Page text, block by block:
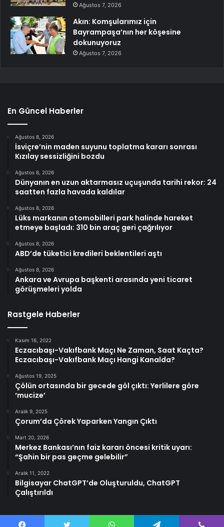
Ağustos 7, 2026
Akın: Komşularımız için
Bayrampaşa’nın her köşesine
dokunuyoruz
Ağustos 7, 2026
En Güncel Haberler
Ağustos 8, 2026
İsviçre’nin maden suyunu toplatma kararı sonrası
Kızılay sessizliğini bozdu
Ağustos 8, 2026
Dünyanın en uzun aktarmasız uçuşunda tarihi rekor: 24
saatten fazla havada kaldılar
Ağustos 8, 2026
Lüks markanın otomobilleri park halinde hareket
etmeye başladı: 310 bin araç geri çağrılıyor
Ağustos 8, 2026
ABD’de tüketici kredileri beklentileri aştı
Ağustos 8, 2026
Ankara ve Avrupa başkenti arasında yeni ticaret
görüşmeleri yolda
Rastgele Haberler
Kasım 16, 2022
Eczacıbaşı-Vakıfbank Maçı Ne Zaman, Saat Kaçta?
Eczacıbaşı-Vakıfbank Maçı Hangi Kanalda?
Ağustos 19, 2025
Çölün ortasında bir gecede göl çıktı: Yerlilere göre
‘mucize’
Aralık 9, 2025
Çorum’da Çörek Yaparken Yangın Çıktı
Mart 20, 2026
Merkez Bankası’nın faiz kararı öncesi kritik uyarı:
“Şahin bir pas geçme gelebilir”
Aralık 11, 2022
Bilgisayar ChatGPT’de Oluşturuldu, ChatGPT
Çalıştırıldı